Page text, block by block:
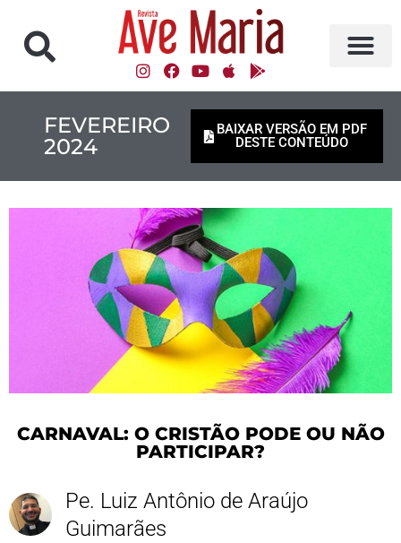
FEVEREIRO
2024
BAIXAR VERSÃO EM PDF
DESTE CONTEÚDO
CARNAVAL: O CRISTÃO PODE OU NÃO
PARTICIPAR?
Pe. Luiz Antônio de Araújo
Guimarães